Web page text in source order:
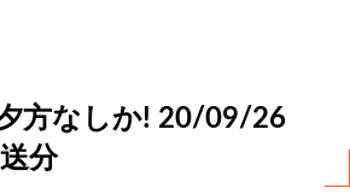
方なしか! 20/09/26
分